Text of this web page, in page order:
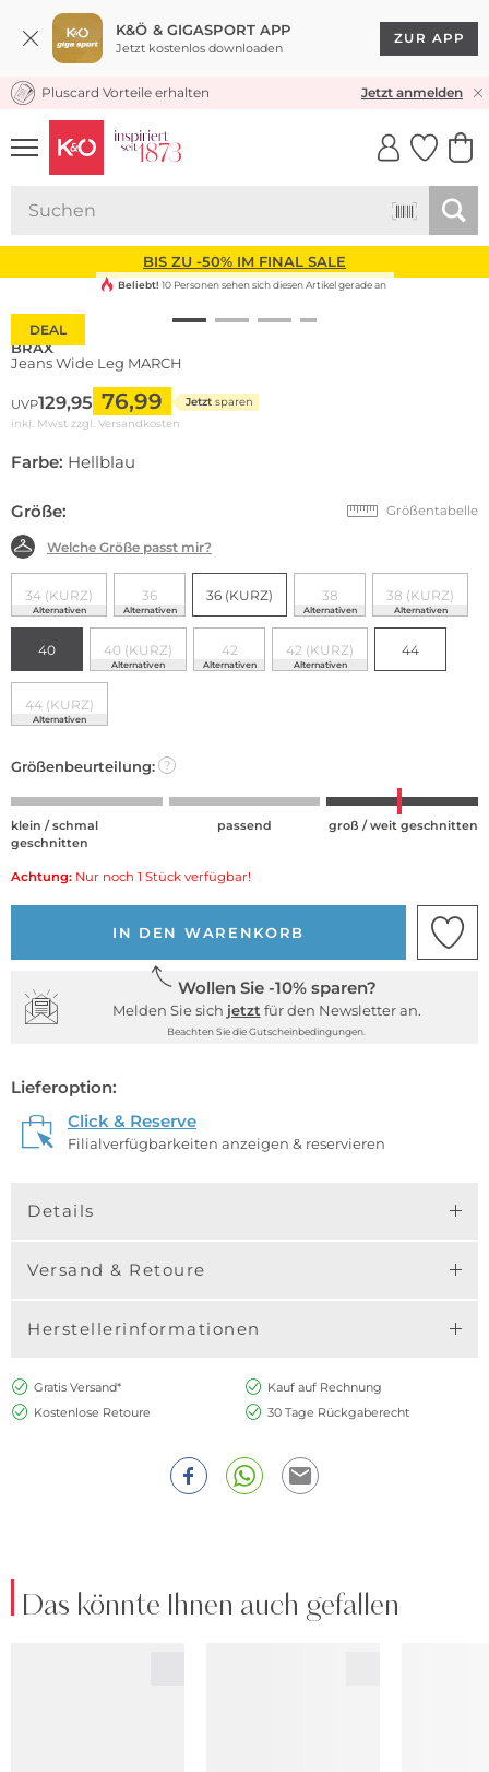
K&Ö & GIGASPORT APP
Jetzt kostenlos downloaden
ZUR APP
KOSTENLOSER VERSAND* & RÜCKVERSAND
Pluscard Vorteile erhalten Jetzt anmelden
UNSERE APP
CLICK &
BIS ZU -50% IM FINAL SALE
DEAL
Beliebt! 10 Personen sehen sich diesen Artikel gerade an
BRAX
Jeans Wide Leg MARCH
UVP129,95 76,99 Jetzt sparen
inkl. Mwst zzgl. Versandkosten
Farbe: Hellblau
Größe: Größentabelle
Welche Größe passt mir?
34 (KURZ)
Alternativen
36
Alternativen
36 (KURZ) 38
Alternativen
38 (KURZ)
Alternativen
40 40 (KURZ)
Alternativen
42
Alternativen
42 (KURZ)
Alternativen
44
44 (KURZ)
Alternativen
Größenbeurteilung: ?
klein / schmal
geschnitten
passend groß / weit geschnitten
Achtung: Nur noch 1 Stück verfügbar!
IN DEN WARENKORB
Wollen Sie -10% sparen?
Melden Sie sich jetzt für den Newsletter an.
Beachten Sie die Gutscheinbedingungen.
Lieferoption:
Click & Reserve
Filialverfügbarkeiten anzeigen & reservieren
Details
Versand & Retoure
Herstellerinformationen
Gratis Versand*
Kauf auf Rechnung
Kostenlose Retoure
30 Tage Rückgaberecht
Das könnte Ihnen auch gefallen